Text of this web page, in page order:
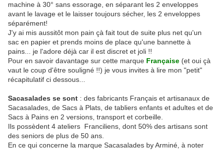
machine à 30° sans essorage, en séparant les 2 enveloppes
avant le lavage et le laisser toujours sécher, les 2 enveloppes
séparément!
J'y ai mis aussitôt mon pain çà fait tout de suite plus net qu'un
sac en papier et prends moins de place qu'une bannette à
pains... je l'adore déjà car il est discret et joli !!
Pour en savoir davantage sur cette marque Française (et oui çà
vaut le coup d'être souligné !!) je vous invites à lire mon "petit"
récapitulatif ci dessous...
Sacasalades se sont : des fabricants Français et artisanaux de
Sacasalades, de Sacs à Plats, de tabliers enfants et adultes et de
Sacs à Pains en 2 versions, transport et corbeille.
Ils possèdent 4 ateliers Franciliens, dont 50% des artisans sont
des seniors de plus de 50 ans.
En ce qui concerne la marque Sacasalades by Arminé, à noter